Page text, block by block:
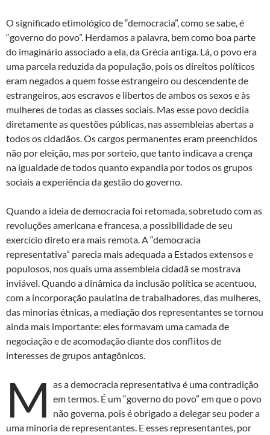
O significado etimológico de “democracia”, como se sabe, é
“governo do povo”. Herdamos a palavra, bem como boa parte
do imaginário associado a ela, da Grécia antiga. Lá, o povo era
uma parcela reduzida da população, pois os direitos políticos
eram negados a quem fosse estrangeiro ou descendente de
estrangeiros, aos escravos e libertos de ambos os sexos e às
mulheres de todas as classes sociais. Mas esse povo decidia
diretamente as questões públicas, nas assembleias abertas a
todos os cidadãos. Os cargos permanentes eram preenchidos
não por eleição, mas por sorteio, que tanto indicava a crença
na igualdade de todos quanto expandia por todos os grupos
sociais a experiência da gestão do governo.
Quando a ideia de democracia foi retomada, sobretudo com as
revoluções americana e francesa, a possibilidade de seu
exercício direto era mais remota. A “democracia
representativa” parecia mais adequada a Estados extensos e
populosos, nos quais uma assembleia cidadã se mostrava
inviável. Quando a dinâmica da inclusão política se acentuou,
com a incorporação paulatina de trabalhadores, das mulheres,
das minorias étnicas, a mediação dos representantes se tornou
ainda mais importante: eles formavam uma camada de
negociação e de acomodação diante dos conflitos de
interesses de grupos antagônicos.
M as a democracia representativa é uma contradição
em termos. É um “governo do povo” em que o povo
não governa, pois é obrigado a delegar seu poder a
uma minoria de representantes. E esses representantes, por